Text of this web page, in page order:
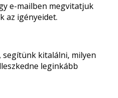
e-mailben megvitatjuk
az igényeidet.
segítünk kitalálni, milyen
leginkább